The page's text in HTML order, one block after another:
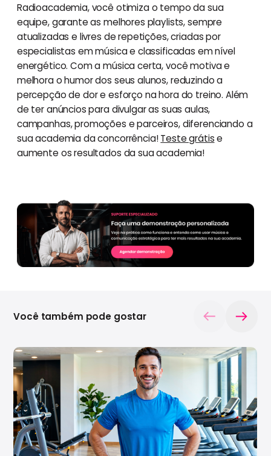
Radioacademia, você otimiza o tempo da sua
equipe, garante as melhores playlists, sempre
atualizadas e livres de repetições, criadas por
especialistas em música e classificadas em nível
energético. Com a música certa, você motiva e
melhora o humor dos seus alunos, reduzindo a
percepção de dor e esforço na hora do treino. Além
de ter anúncios para divulgar as suas aulas,
campanhas, promoções e parceiros, diferenciando a
sua academia da concorrência!Teste grátise
aumente os resultados da sua academia!
Você também pode gostar